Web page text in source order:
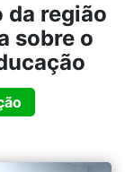
da região
sobre o